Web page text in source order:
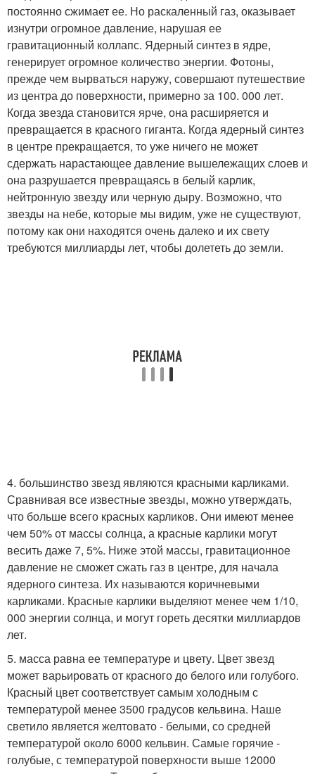
постоянно сжимает ее. Но раскаленный газ, оказывает
изнутри огромное давление, нарушая ее
гравитационный коллапс. Ядерный синтез в ядре,
генерирует огромное количество энергии. Фотоны,
прежде чем вырваться наружу, совершают путешествие
из центра до поверхности, примерно за 100. 000 лет.
Когда звезда становится ярче, она расширяется и
превращается в красного гиганта. Когда ядерный синтез
в центре прекращается, то уже ничего не может
сдержать нарастающее давление вышележащих слоев и
она разрушается превращаясь в белый карлик,
нейтронную звезду или черную дыру. Возможно, что
звезды на небе, которые мы видим, уже не существуют,
потому как они находятся очень далеко и их свету
требуются миллиарды лет, чтобы долететь до земли.
4. большинство звезд являются красными карликами.
Сравнивая все известные звезды, можно утверждать,
что больше всего красных карликов. Они имеют менее
чем 50% от массы солнца, а красные карлики могут
весить даже 7, 5%. Ниже этой массы, гравитационное
давление не сможет сжать газ в центре, для начала
ядерного синтеза. Их называются коричневыми
карликами. Красные карлики выделяют менее чем 1/10,
000 энергии солнца, и могут гореть десятки миллиардов
лет.
5. масса равна ее температуре и цвету. Цвет звезд
может варьировать от красного до белого или голубого.
Красный цвет соответствует самым холодным с
температурой менее 3500 градусов кельвина. Наше
светило является желтовато - белыми, со средней
температурой около 6000 кельвин. Самые горячие -
голубые, с температурой поверхности выше 12000